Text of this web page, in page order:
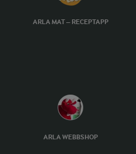
ARLA MAT – RECEPTAPP
ARLA WEBBSHOP